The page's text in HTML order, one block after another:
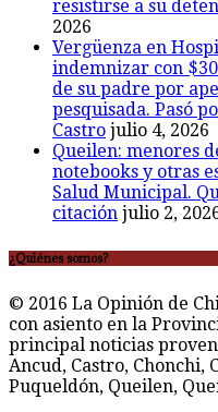
resistirse a su
2026
Vergüenza en
indemnizar con
de su padre por
pesquisada. Pasó
Castro julio 4, 2026
Queilen: menores
notebooks y otras
Salud Municipal.
citación julio 2,
¿Quiénes somos?
© 2016 La Opinión de
con asiento en la
principal noticias
Ancud, Castro, Chonchi,
Puqueldón, Queilen,